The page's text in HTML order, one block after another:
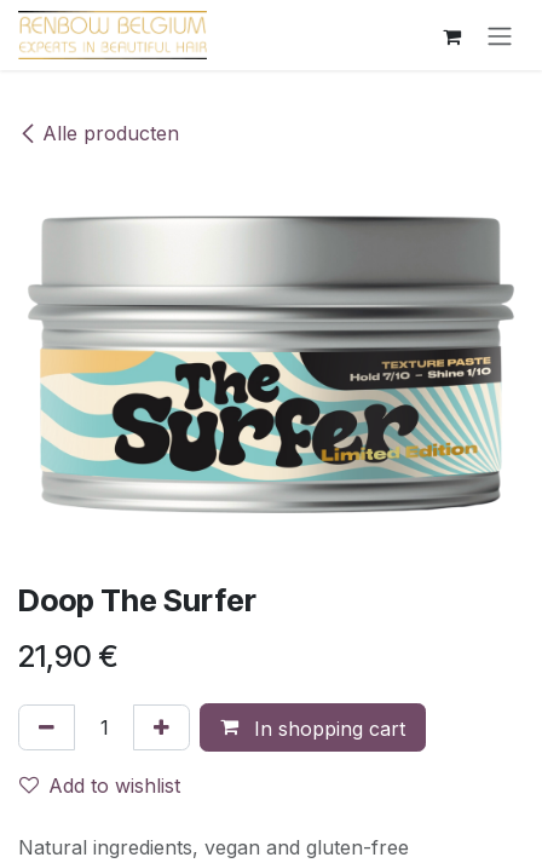
Overslaan naar inhoud
Alle producten
Doop The Surfer
21,90 €
In shopping cart
Add to wishlist
Natural ingredients, vegan and gluten-free